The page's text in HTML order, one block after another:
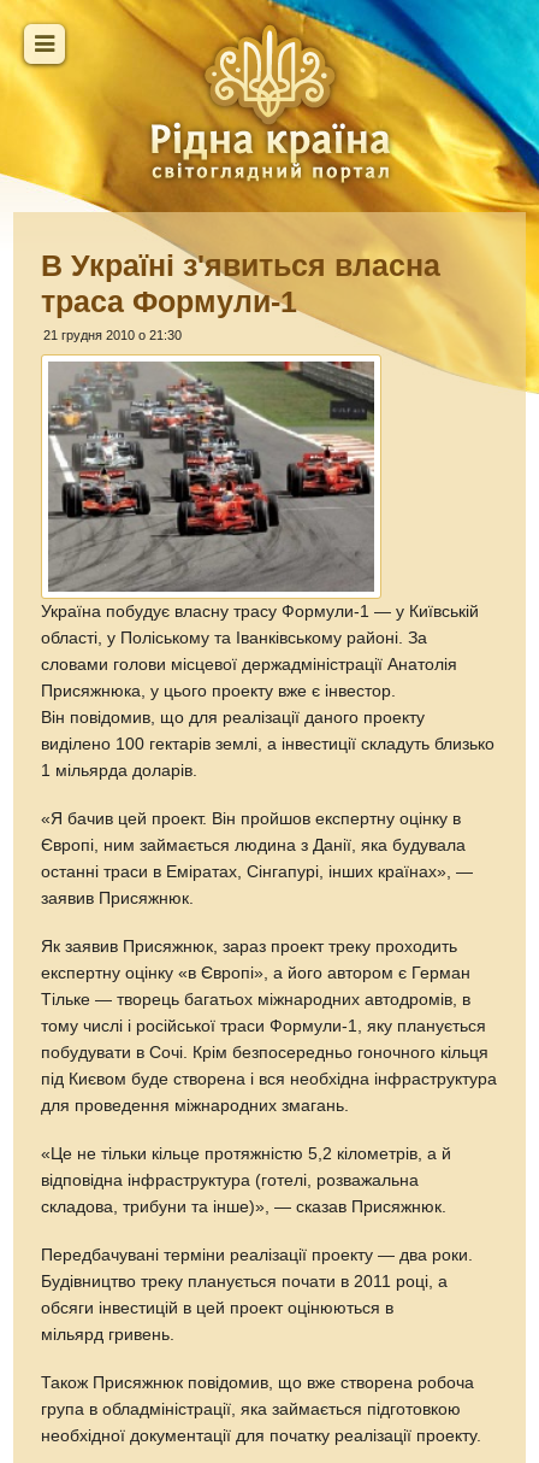
В Україні з'явиться власна
траса Формули-1
21 грудня 2010 о 21:30
Україна побудує власну трасу Формули-1 — у Київській
області, у Поліському та Іванківському районі. За
словами голови місцевої держадміністрації Анатолія
Присяжнюка, у цього проекту вже є інвестор.
Він повідомив, що для реалізації даного проекту
виділено 100 гектарів землі, а інвестиції складуть близько
1 мільярда доларів.
«Я бачив цей проект. Він пройшов експертну оцінку в
Європі, ним займається людина з Данії, яка будувала
останні траси в Еміратах, Сінгапурі, інших країнах», —
заявив Присяжнюк.
Як заявив Присяжнюк, зараз проект треку проходить
експертну оцінку «в Європі», а його автором є Герман
Тільке — творець багатьох міжнародних автодромів, в
тому числі і російської траси Формули-1, яку планується
побудувати в Сочі. Крім безпосередньо гоночного кільця
під Києвом буде створена і вся необхідна інфраструктура
для проведення міжнародних змагань.
«Це не тільки кільце протяжністю 5,2 кілометрів, а й
відповідна інфраструктура (готелі, розважальна
складова, трибуни та інше)», — сказав Присяжнюк.
Передбачувані терміни реалізації проекту — два роки.
Будівництво треку планується почати в 2011 році, а
обсяги інвестицій в цей проект оцінюються в
мільярд гривень.
Також Присяжнюк повідомив, що вже створена робоча
група в обладміністрації, яка займається підготовкою
необхідної документації для початку реалізації проекту.